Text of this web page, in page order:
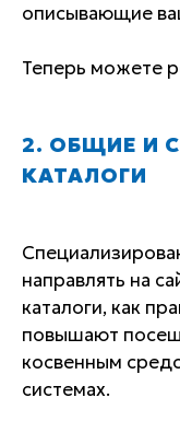
описывающие
Теперь можете
2. ОБЩИЕ И
КАТАЛОГИ
направлять на
каталоги, как
повышают
косвенным
системах.